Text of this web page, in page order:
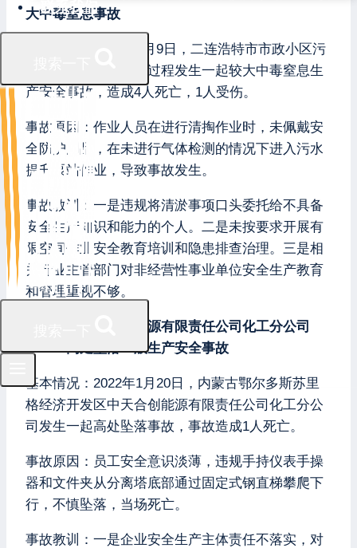
联系我们
大中毒窒息事故
基本情况：2022年4月9日，二连浩特市市政小区污
水提升泵站清掏作业过程发生一起较大中毒窒息生
产安全事故，造成4人死亡，1人受伤。
事故原因：作业人员在进行清掏作业时，未佩戴安
全防护用品，在未进行气体检测的情况下进入污水
提升泵站作业，导致事故发生。
事故教训：一是违规将清淤事项口头委托给不具备
安全生产知识和能力的个人。二是未按要求开展有
限空间作业安全教育培训和隐患排查治理。三是相
关行业主管部门对非经营性事业单位安全生产教育
和管理重视不够。
案例三：中天合创能源有限责任公司化工分公司
“1·20”高处坠落一般生产安全事故
基本情况：2022年1月20日，内蒙古鄂尔多斯苏里
格经济开发区中天合创能源有限责任公司化工分公
司发生一起高处坠落事故，事故造成1人死亡。
事故原因：员工安全意识淡薄，违规手持仪表手操
器和文件夹从分离塔底部通过固定式钢直梯攀爬下
行，不慎坠落，当场死亡。
事故教训：一是企业安全生产主体责任不落实，对